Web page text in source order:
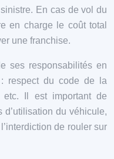
En cas de vol du
en charge le coût total
une franchise.
ses responsabilités en
: respect du code de la
etc. Il est important de
du véhicule,
de rouler sur